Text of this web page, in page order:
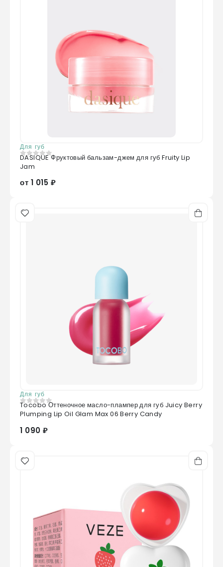
Для губ
0из 5
DASIQUE Фруктовый бальзам-джем для губ Fruity Lip
Jam
от 1 015 ₽
Для губ
0 из 5
Tocobo Оттеночное масло-плампер для губ Juicy Berry
Plumping Lip Oil Glam Max 06 Berry Candy
1 090 ₽